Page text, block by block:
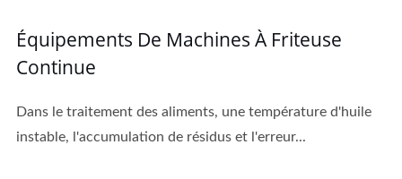
Équipements De Machines À Friteuse
Continue
Dans le traitement des aliments, une température d'huile
instable, l'accumulation de résidus et l'erreur...